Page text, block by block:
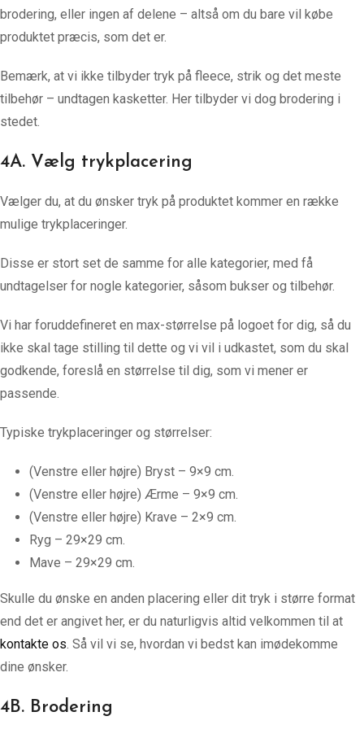
brodering, eller ingen af delene – altså om du bare vil købe
produktet præcis, som det er.
Bemærk, at vi ikke tilbyder tryk på fleece, strik og det meste
tilbehør – undtagen kasketter. Her tilbyder vi dog brodering i
stedet.
4A. Vælg trykplacering
Vælger du, at du ønsker tryk på produktet kommer en række
mulige trykplaceringer.
Disse er stort set de samme for alle kategorier, med få
undtagelser for nogle kategorier, såsom bukser og tilbehør.
Vi har foruddefineret en max-størrelse på logoet for dig, så du
ikke skal tage stilling til dette og vi vil i udkastet, som du skal
godkende, foreslå en størrelse til dig, som vi mener er
passende.
Typiske trykplaceringer og størrelser:
(Venstre eller højre) Bryst – 9×9 cm.
(Venstre eller højre) Ærme – 9×9 cm.
(Venstre eller højre) Krave – 2×9 cm.
Ryg – 29×29 cm.
Mave – 29×29 cm.
Skulle du ønske en anden placering eller dit tryk i større format
end det er angivet her, er du naturligvis altid velkommen til at
kontakte os. Så vil vi se, hvordan vi bedst kan imødekomme
dine ønsker.
4B. Brodering